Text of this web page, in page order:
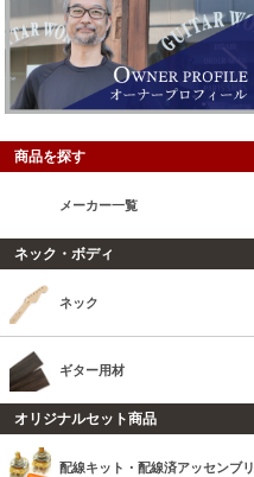
商品を探す
メーカー一覧
ネック・ボディ
ネック
ギター用材
オリジナルセット商品
配線キット・配線済アッセンブリ